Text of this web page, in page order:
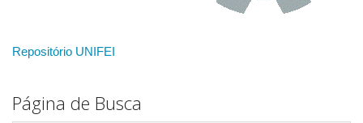
Repositório UNIFEI
Página de Busca